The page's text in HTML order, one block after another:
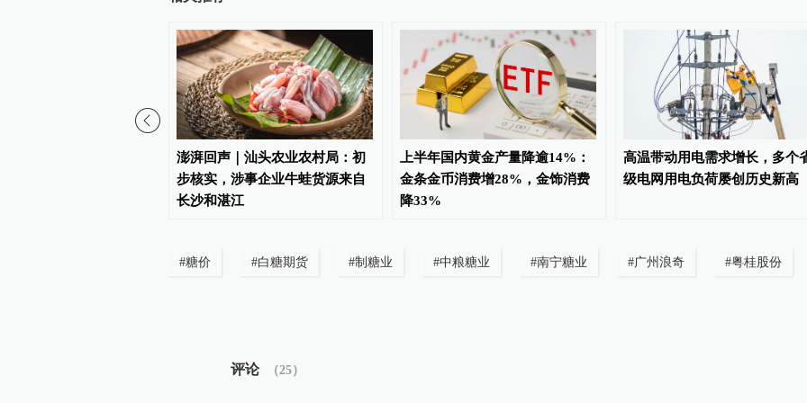
澎湃回声｜汕头农业农村局：初
步核实，涉事企业牛蛙货源来自
长沙和湛江
上半年国内黄金产量降逾14%：
金条金币消费增28%，金饰消费
降33%
高温带动用电需求增长，多个
级电网用电负荷屡创历史新高
#糖价 #白糖期货 #制糖业 #中粮糖业 #南宁糖业 #广州浪奇 #粤桂股份
评论 （25）